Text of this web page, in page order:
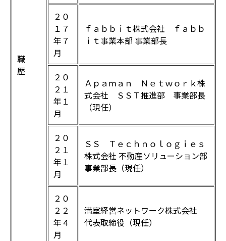
職
歴
２０
１７
年７
月
ｆａｂｂｉｔ株式会社 ｆａｂｂ
ｉｔ事業本部 事業部長
２０
２１
年１
月
Ａｐａｍａｎ Ｎｅｔｗｏｒｋ株
式会社 ＳＳＴ推進部 事業部長
（現任）
２０
２１
年１
月
ＳＳ Ｔｅｃｈｎｏｌｏｇｉｅｓ
株式会社 不動産ソリューション部
事業部長（現任）
２０
２２
年４
月
満室経営ネットワーク株式会社
代表取締役（現任）